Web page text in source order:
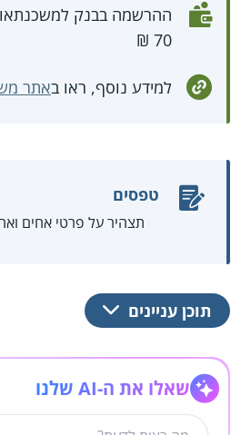
ההרשמה בבנק
70 ₪
למידע נוסף, ראו באתר
טפסים
תצהיר על פרטי אחים
תוכן עניינים
שאלו את ה-AI שלנו